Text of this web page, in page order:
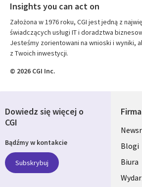
Insights you can act on
Założona w 1976 roku, CGI jest jedną z
świadczących usługi IT i doradztwa
Jesteśmy zorientowani na wnioski i wyniki,
z Twoich inwestycji.
© 2026 CGI Inc.
Firma
links
Blogi
Biura
Dowiedz się więcej o
CGI
Bądźmy w kontakcie
Subskrybuj